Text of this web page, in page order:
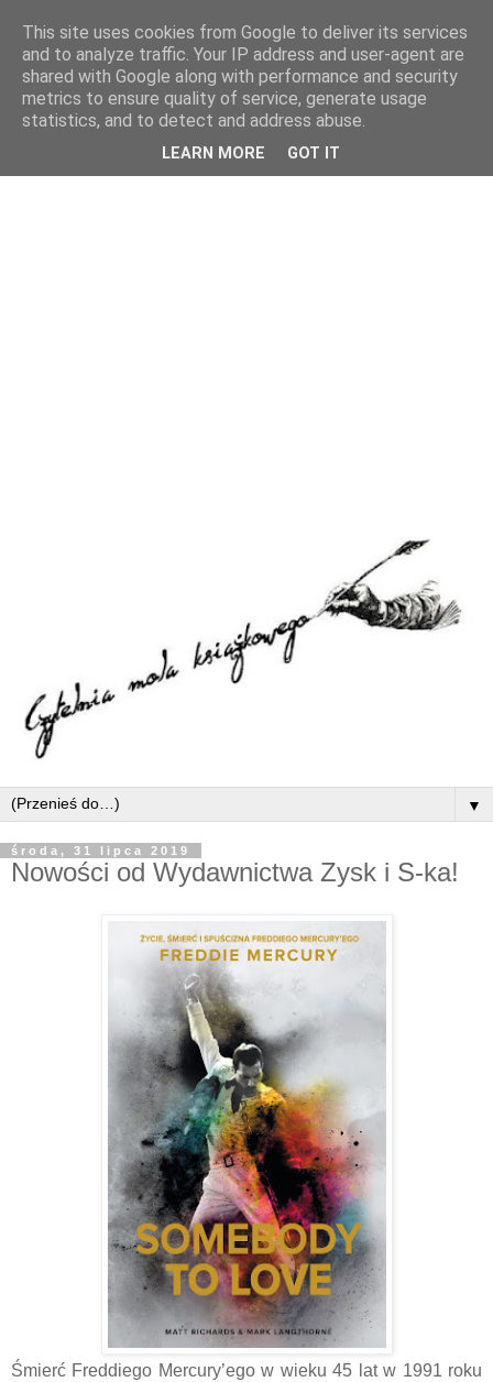
▼
środa, 31 lipca 2019
Nowości od Wydawnictwa Zysk i S-ka!
Śmierć Freddiego Mercury’ego w wieku 45 lat w 1991 roku
This site uses cookies from Google to deliver its services
and to analyze traffic. Your IP address and user-agent are
shared with Google along with performance and security
metrics to ensure quality of service, generate usage
statistics, and to detect and address abuse.
LEARN MORE GOT IT